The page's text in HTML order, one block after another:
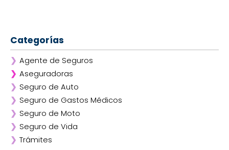
Categorías
❯ Agente de Seguros
❯ Aseguradoras
❯ Afirme
❯ ANA
❯ AXA
❯ Chubb
❯ GNP
❯ Seguro de Auto
❯ Seguro de Gastos Médicos
❯ Seguro de Moto
❯ Seguro de Vida
❯ Trámites